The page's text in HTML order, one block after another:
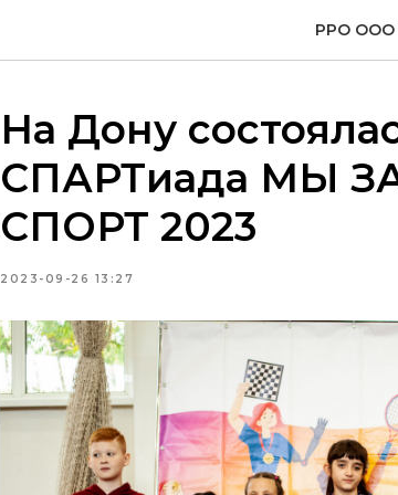
РРО ООО
На Дону
СПАРТиада МЫ
СПОРТ 2023
2023-09-26 13:27